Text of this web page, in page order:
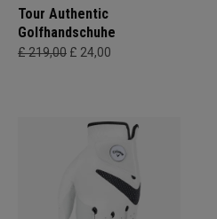
Tour Authentic
Golfhandschuhe
£ 219,00 £ 24,00